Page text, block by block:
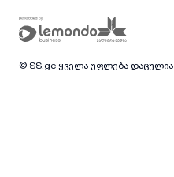
© SS.ge ყველა უფლება დაცულია